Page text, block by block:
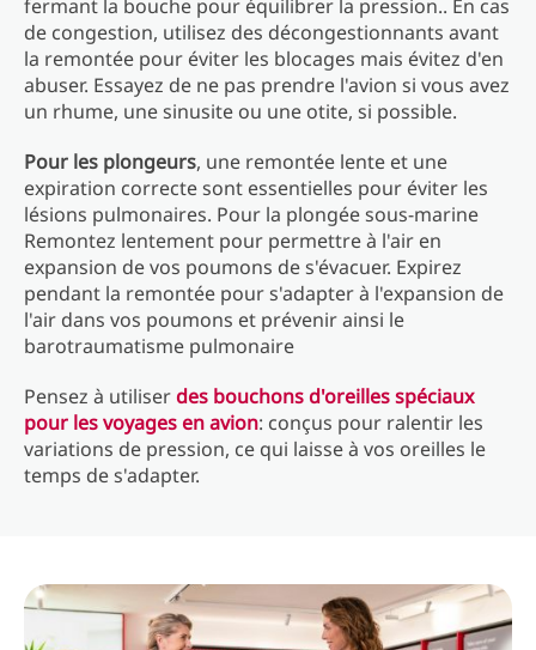
fermant la bouche pour équilibrer la pression.. En cas
de congestion, utilisez des décongestionnants avant
la remontée pour éviter les blocages mais évitez d'en
abuser. Essayez de ne pas prendre l'avion si vous avez
un rhume, une sinusite ou une otite, si possible.
Pour les plongeurs, une remontée lente et une
expiration correcte sont essentielles pour éviter les
lésions pulmonaires. Pour la plongée sous-marine
Remontez lentement pour permettre à l'air en
expansion de vos poumons de s'évacuer. Expirez
pendant la remontée pour s'adapter à l'expansion de
l'air dans vos poumons et prévenir ainsi le
barotraumatisme pulmonaire
Pensez à utiliserdes bouchons d'oreilles spéciaux
pour les voyages en avion: conçus pour ralentir les
variations de pression, ce qui laisse à vos oreilles le
temps de s'adapter.